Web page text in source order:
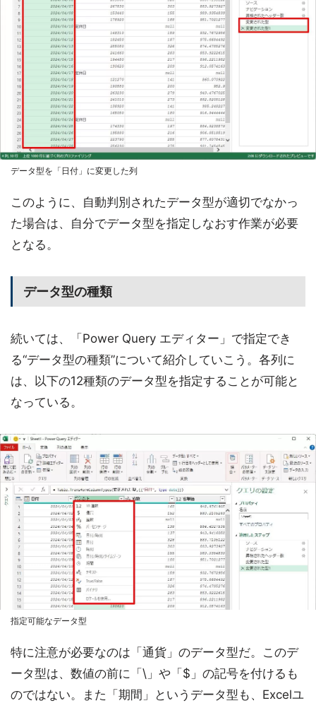
データ型を「日付」に変更した列
このように、自動判別されたデータ型が適切でなかっ
た場合は、自分でデータ型を指定しなおす作業が必要
となる。
データ型の種類
続いては、「Power Query エディター」で指定でき
る“データ型の種類”について紹介していこう。各列に
は、以下の12種類のデータ型を指定することが可能と
なっている。
指定可能なデータ型
特に注意が必要なのは「通貨」のデータ型だ。このデ
ータ型は、数値の前に「\」や「$」の記号を付けるも
のではない。また「期間」というデータ型も、Excelユ